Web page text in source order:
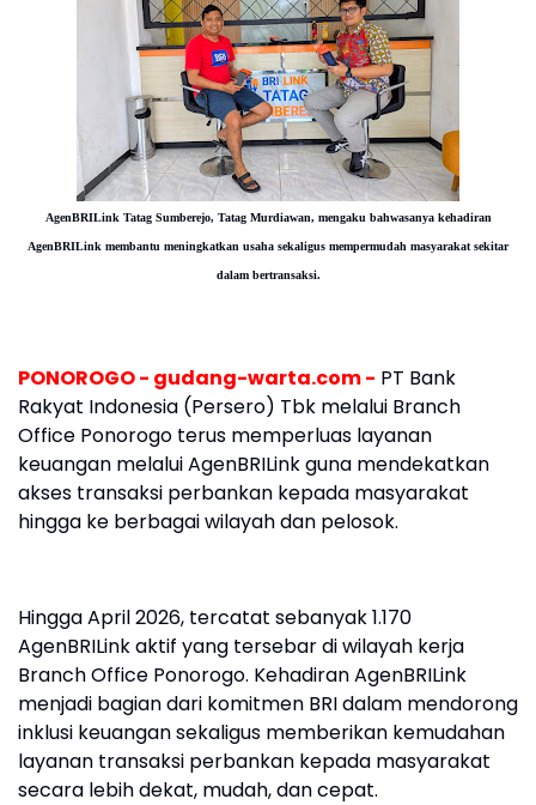
AgenBRILink Tatag Sumberejo, Tatag Murdiawan, mengaku bahwasanya kehadiran
AgenBRILink membantu meningkatkan usaha sekaligus mempermudah masyarakat sekitar
dalam bertransaksi.
PONOROGO - gudang-warta.com - PT Bank
Rakyat Indonesia (Persero) Tbk melalui Branch
Office Ponorogo terus memperluas layanan
keuangan melalui AgenBRILink guna mendekatkan
akses transaksi perbankan kepada masyarakat
hingga ke berbagai wilayah dan pelosok.
Hingga April 2026, tercatat sebanyak 1.170
AgenBRILink aktif yang tersebar di wilayah kerja
Branch Office Ponorogo. Kehadiran AgenBRILink
menjadi bagian dari komitmen BRI dalam mendorong
inklusi keuangan sekaligus memberikan kemudahan
layanan transaksi perbankan kepada masyarakat
secara lebih dekat, mudah, dan cepat.